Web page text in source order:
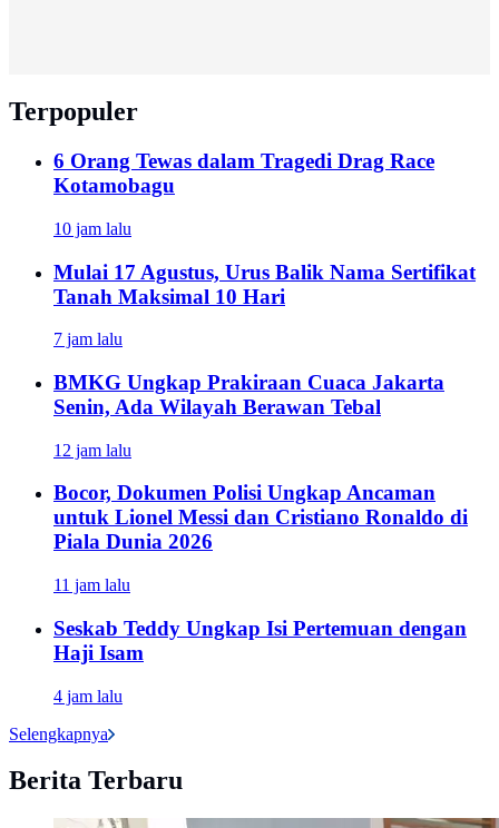
Terpopuler
6 Orang Tewas dalam Tragedi Drag Race
Kotamobagu
10 jam lalu
Mulai 17 Agustus, Urus Balik Nama Sertifikat
Tanah Maksimal 10 Hari
7 jam lalu
BMKG Ungkap Prakiraan Cuaca Jakarta
Senin, Ada Wilayah Berawan Tebal
12 jam lalu
Bocor, Dokumen Polisi Ungkap Ancaman
untuk Lionel Messi dan Cristiano Ronaldo di
Piala Dunia 2026
11 jam lalu
Seskab Teddy Ungkap Isi Pertemuan dengan
Haji Isam
4 jam lalu
Selengkapnya
Berita Terbaru